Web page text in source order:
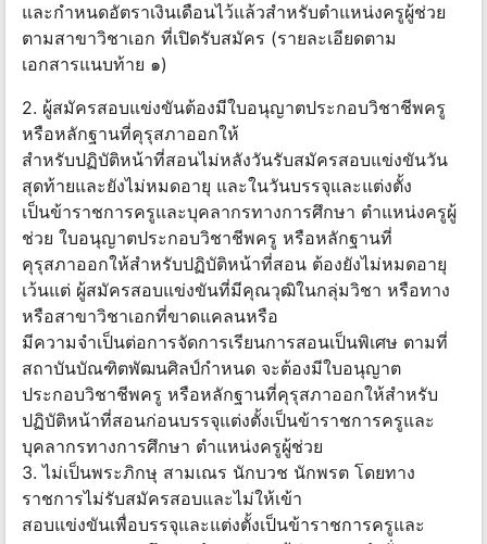
และกำหนดอัตราเงินเดือนไว้แล้วสำหรับตำแหน่งครูผู้ช่วย
ตามสาขาวิชาเอก ที่เปิดรับสมัคร (รายละเอียดตาม
เอกสารแนบท้าย ๑)
2. ผู้สมัครสอบแข่งขันต้องมีใบอนุญาตประกอบวิชาชีพครู
หรือหลักฐานที่คุรุสภาออกให้
สำหรับปฏิบัติหน้าที่สอนไม่หลังวันรับสมัครสอบแข่งขันวัน
สุดท้ายและยังไม่หมดอายุ และในวันบรรจุและแต่งตั้ง
เป็นข้าราชการครูและบุคลากรทางการศึกษา ตำแหน่งครูผู้
ช่วย ใบอนุญาตประกอบวิชาชีพครู หรือหลักฐานที่
คุรุสภาออกให้สำหรับปฏิบัติหน้าที่สอน ต้องยังไม่หมดอายุ
เว้นแต่ ผู้สมัครสอบแข่งขันที่มีคุณวุฒิในกลุ่มวิชา หรือทาง
หรือสาขาวิชาเอกที่ขาดแคลนหรือ
มีความจำเป็นต่อการจัดการเรียนการสอนเป็นพิเศษ ตามที่
สถาบันบัณฑิตพัฒนศิลป์กำหนด จะต้องมีใบอนุญาต
ประกอบวิชาชีพครู หรือหลักฐานที่คุรุสภาออกให้สำหรับ
ปฏิบัติหน้าที่สอนก่อนบรรจุแต่งตั้งเป็นข้าราชการครูและ
บุคลากรทางการศึกษา ตำแหน่งครูผู้ช่วย
3. ไม่เป็นพระภิกษุ สามเณร นักบวช นักพรต โดยทาง
ราชการไม่รับสมัครสอบและไม่ให้เข้า
สอบแข่งขันเพื่อบรรจุและแต่งตั้งเป็นข้าราชการครูและ